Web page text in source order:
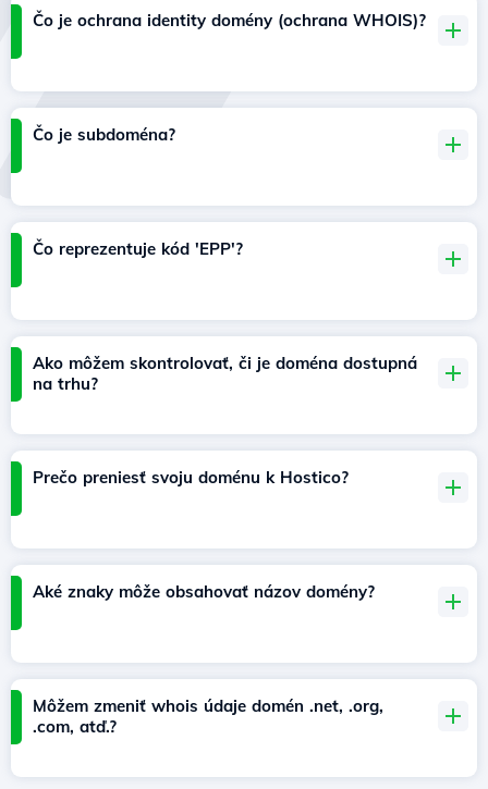
Čo je ochrana identity domény (ochrana WHOIS)?
Čo je subdoména?
Čo reprezentuje kód 'EPP'?
Ako môžem skontrolovať, či je doména dostupná
na trhu?
Prečo preniesť svoju doménu k Hostico?
Aké znaky môže obsahovať názov domény?
Môžem zmeniť whois údaje domén .net, .org,
.com, atď.?